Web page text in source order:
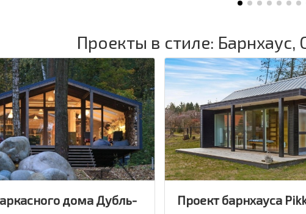
Проекты в стиле: Барнхаус,
дома Дубль-
Проект барнхауса